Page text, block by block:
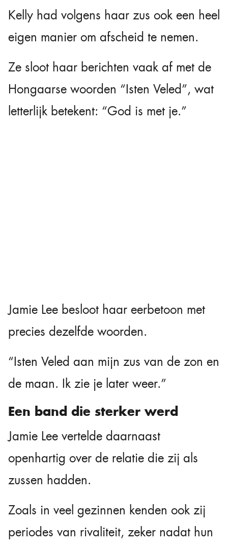
Kelly had volgens haar zus ook een heel
eigen manier om afscheid te nemen.
Ze sloot haar berichten vaak af met de
Hongaarse woorden “Isten Veled”, wat
letterlijk betekent: “God is met je.”
Jamie Lee besloot haar eerbetoon met
precies dezelfde woorden.
“Isten Veled aan mijn zus van de zon en
de maan. Ik zie je later weer.”
Een band die sterker werd
Jamie Lee vertelde daarnaast
openhartig over de relatie die zij als
zussen hadden.
Zoals in veel gezinnen kenden ook zij
periodes van rivaliteit, zeker nadat hun